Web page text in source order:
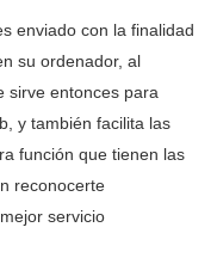
enviado con la finalidad
su ordenador, al
sirve entonces para
y también facilita las
función que tienen las
reconocerte
servicio